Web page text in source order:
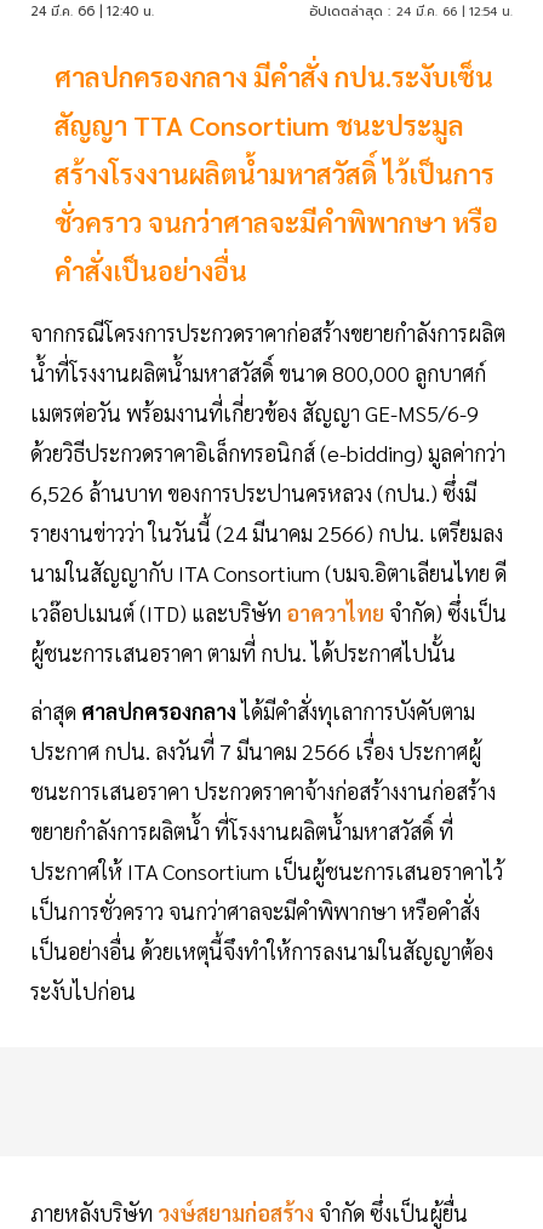
24 มี.ค. 66 | 12:40 น. อัปเดตล่าสุด : 24 มี.ค. 66 | 12:54 น.
ศาลปกครองกลาง มีคำสั่ง กปน.ระงับเซ็น
สัญญา TTA Consortium ชนะประมูล
สร้างโรงงานผลิตน้ำมหาสวัสดิ์ ไว้เป็นการ
ชั่วคราว จนกว่าศาลจะมีคำพิพากษา หรือ
คำสั่งเป็นอย่างอื่น
จากกรณีโครงการประกวดราคาก่อสร้างขยายกำลังการผลิต
น้ำที่โรงงานผลิตน้ำมหาสวัสดิ์ ขนาด 800,000 ลูกบาศก์
เมตรต่อวัน พร้อมงานที่เกี่ยวข้อง สัญญา GE-MS5/6-9
ด้วยวิธีประกวดราคาอิเล็กทรอนิกส์ (e-bidding) มูลค่ากว่า
6,526 ล้านบาท ของการประปานครหลวง (กปน.) ซึ่งมี
รายงานข่าวว่า ในวันนี้ (24 มีนาคม 2566) กปน. เตรียมลง
นามในสัญญากับ ITA Consortium (บมจ.อิตาเลียนไทย ดี
เวล๊อปเมนต์ (ITD) และบริษัท อาควาไทย จำกัด) ซึ่งเป็น
ผู้ชนะการเสนอราคา ตามที่ กปน. ได้ประกาศไปนั้น
ล่าสุด ศาลปกครองกลางได้มีคำสั่งทุเลาการบังคับตาม
ประกาศ กปน. ลงวันที่ 7 มีนาคม 2566 เรื่อง ประกาศผู้
ชนะการเสนอราคา ประกวดราคาจ้างก่อสร้างงานก่อสร้าง
ขยายกำลังการผลิตน้ำ ที่โรงงานผลิตน้ำมหาสวัสดิ์ ที่
ประกาศให้ ITA Consortium เป็นผู้ชนะการเสนอราคาไว้
เป็นการชั่วคราว จนกว่าศาลจะมีคำพิพากษา หรือคำสั่ง
เป็นอย่างอื่น ด้วยเหตุนี้จึงทำให้การลงนามในสัญญาต้อง
ระงับไปก่อน
ภายหลังบริษัท วงษ์สยามก่อสร้าง จำกัด ซึ่งเป็นผู้ยื่น